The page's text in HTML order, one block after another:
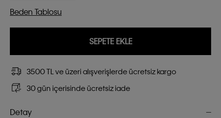
Beden Tablosu
SEPETE EKLE
3500 TL ve üzeri alışverişlerde ücretsiz kargo
30 gün içerisinde ücretsiz iade
Detay